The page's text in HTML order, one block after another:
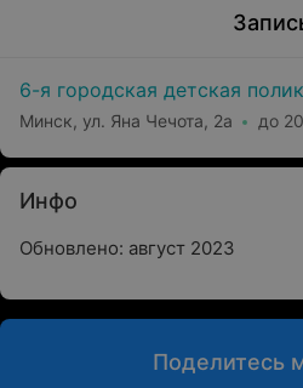
6-я городская детская
Минск, ул. Яна Чечота, 2а до
Инфо
Обновлено: август 2023
Поделитесь